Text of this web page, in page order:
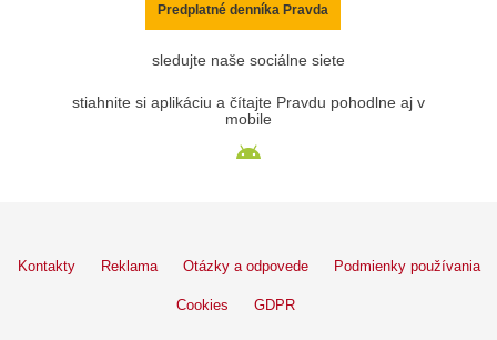
Predplatné denníka Pravda
sledujte naše sociálne siete
stiahnite si aplikáciu a čítajte Pravdu pohodlne aj v
mobile
Kontakty Reklama Otázky a odpovede Podmienky používania
Cookies GDPR